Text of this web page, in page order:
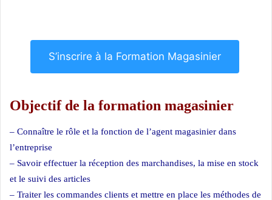
S’inscrire à la Formation Magasinier
Objectif de la formation magasinier
– Connaître le rôle et la fonction de l’agent magasinier dans
l’entreprise
– Savoir effectuer la réception des marchandises, la mise en stock
et le suivi des articles
– Traiter les commandes clients et mettre en place les méthodes de